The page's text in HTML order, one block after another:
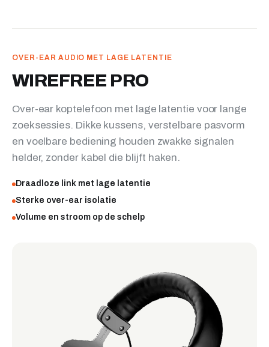
OVER-EAR AUDIO MET LAGE LATENTIE
WIREFREE PRO
Over-ear koptelefoon met lage latentie voor lange
zoeksessies. Dikke kussens, verstelbare pasvorm
en voelbare bediening houden zwakke signalen
helder, zonder kabel die blijft haken.
Draadloze link met lage latentie
Sterke over-ear isolatie
Volume en stroom op de schelp